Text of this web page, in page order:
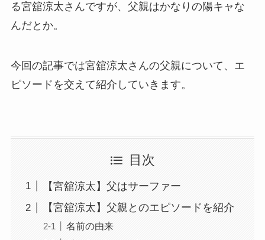
る宮舘涼太さんですが、父親はかなりの陽キャな
んだとか。
今回の記事では宮舘涼太さんの父親について、エ
ピソードを交えて紹介していきます。
目次
【宮舘涼太】父はサーファー
【宮舘涼太】父親とのエピソードを紹介
名前の由来